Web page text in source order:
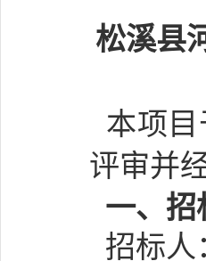
松溪县
本项目
评审并
一、招
招标人